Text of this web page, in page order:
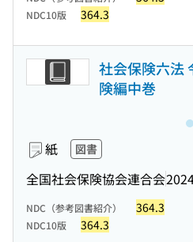
NDC10版 364.3
社会保険六法
険編中巻
紙 図書
全国社会保険協会連合会
NDC（参考図書紹介） 364.3
NDC10版 364.3